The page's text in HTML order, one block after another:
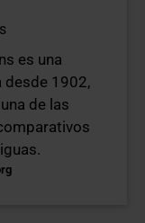
es una
desde 1902,
de las